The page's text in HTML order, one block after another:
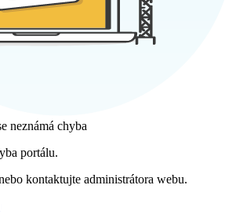
neznámá chyba
portálu.
kontaktujte administrátora webu.